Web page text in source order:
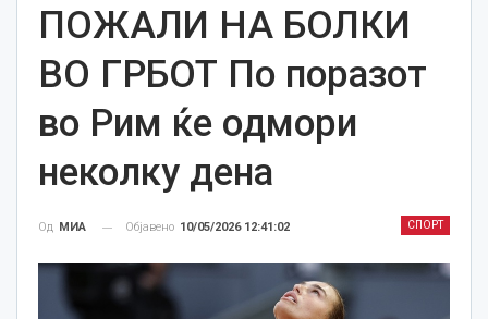
ПОЖАЛИ НА БОЛКИ
ВО ГРБОТ По поразот
во Рим ќе одмори
неколку дена
СПОРТ
Од МИА Објавено 10/05/2026 12:41:02